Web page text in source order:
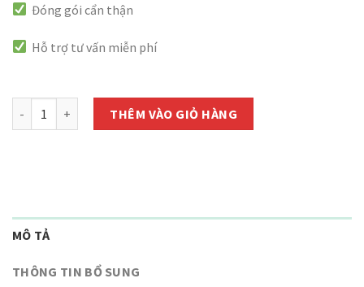
Đóng gói cẩn thận
Hỗ trợ tư vấn miễn phí
Chất Chống Rụng Cánh Hoa Mai - Ống 5ml số lượng
THÊM VÀO GIỎ HÀNG
MÔ TẢ
THÔNG TIN BỔ SUNG